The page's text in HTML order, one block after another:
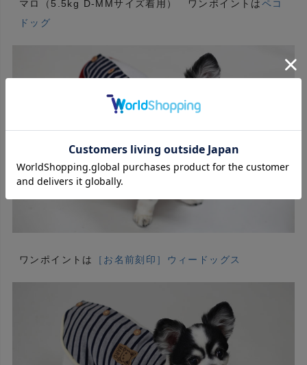
マロ（5.5kg D-MMサイズ着用） ワンポイントはペコ
ドッグ
ワンポイントは ［お名前刻印］ウィードッグス